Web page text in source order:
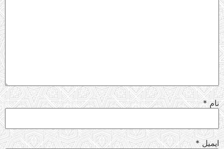
نام*
ایمیل*